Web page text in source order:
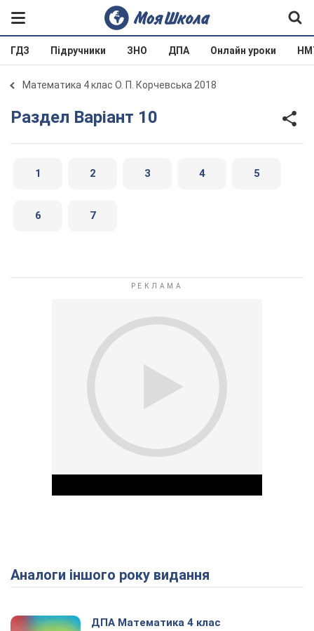
ГДЗ Підручники ЗНО ДПА Онлайн уроки
Математика 4 клас О. П. Корчевська 2018
Раздел Варіант 10
1 2 3 4 5
6 7
Play Video
Аналоги іншого року видання
ДПА Математика 4 клас